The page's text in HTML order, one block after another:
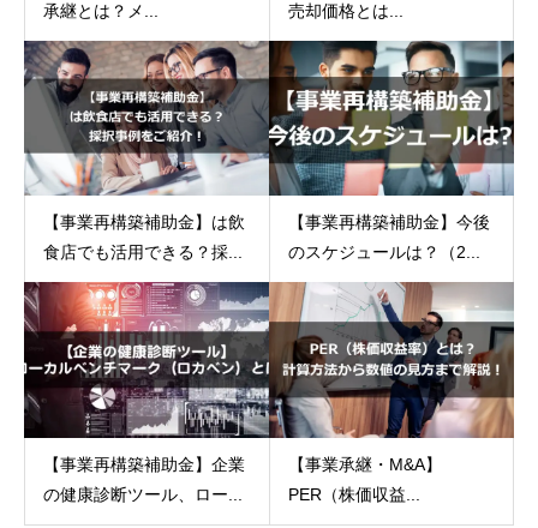
承継とは？メ...
売却価格とは...
【事業再構築補助金】は飲
食店でも活用できる？採...
【事業再構築補助金】今後
のスケジュールは？（2...
【事業再構築補助金】企業
の健康診断ツール、ロー...
【事業承継・M&A】
PER（株価収益...